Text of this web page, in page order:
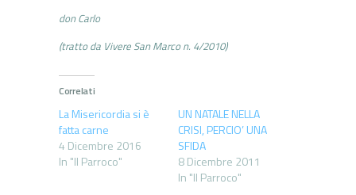
don Carlo
(tratto da Vivere San Marco n. 4/2010)
Correlati
La Misericordia si è
fatta carne
4 Dicembre 2016
In "Il Parroco"
UN NATALE NELLA
CRISI, PERCIO’ UNA
SFIDA
8 Dicembre 2011
In "Il Parroco"